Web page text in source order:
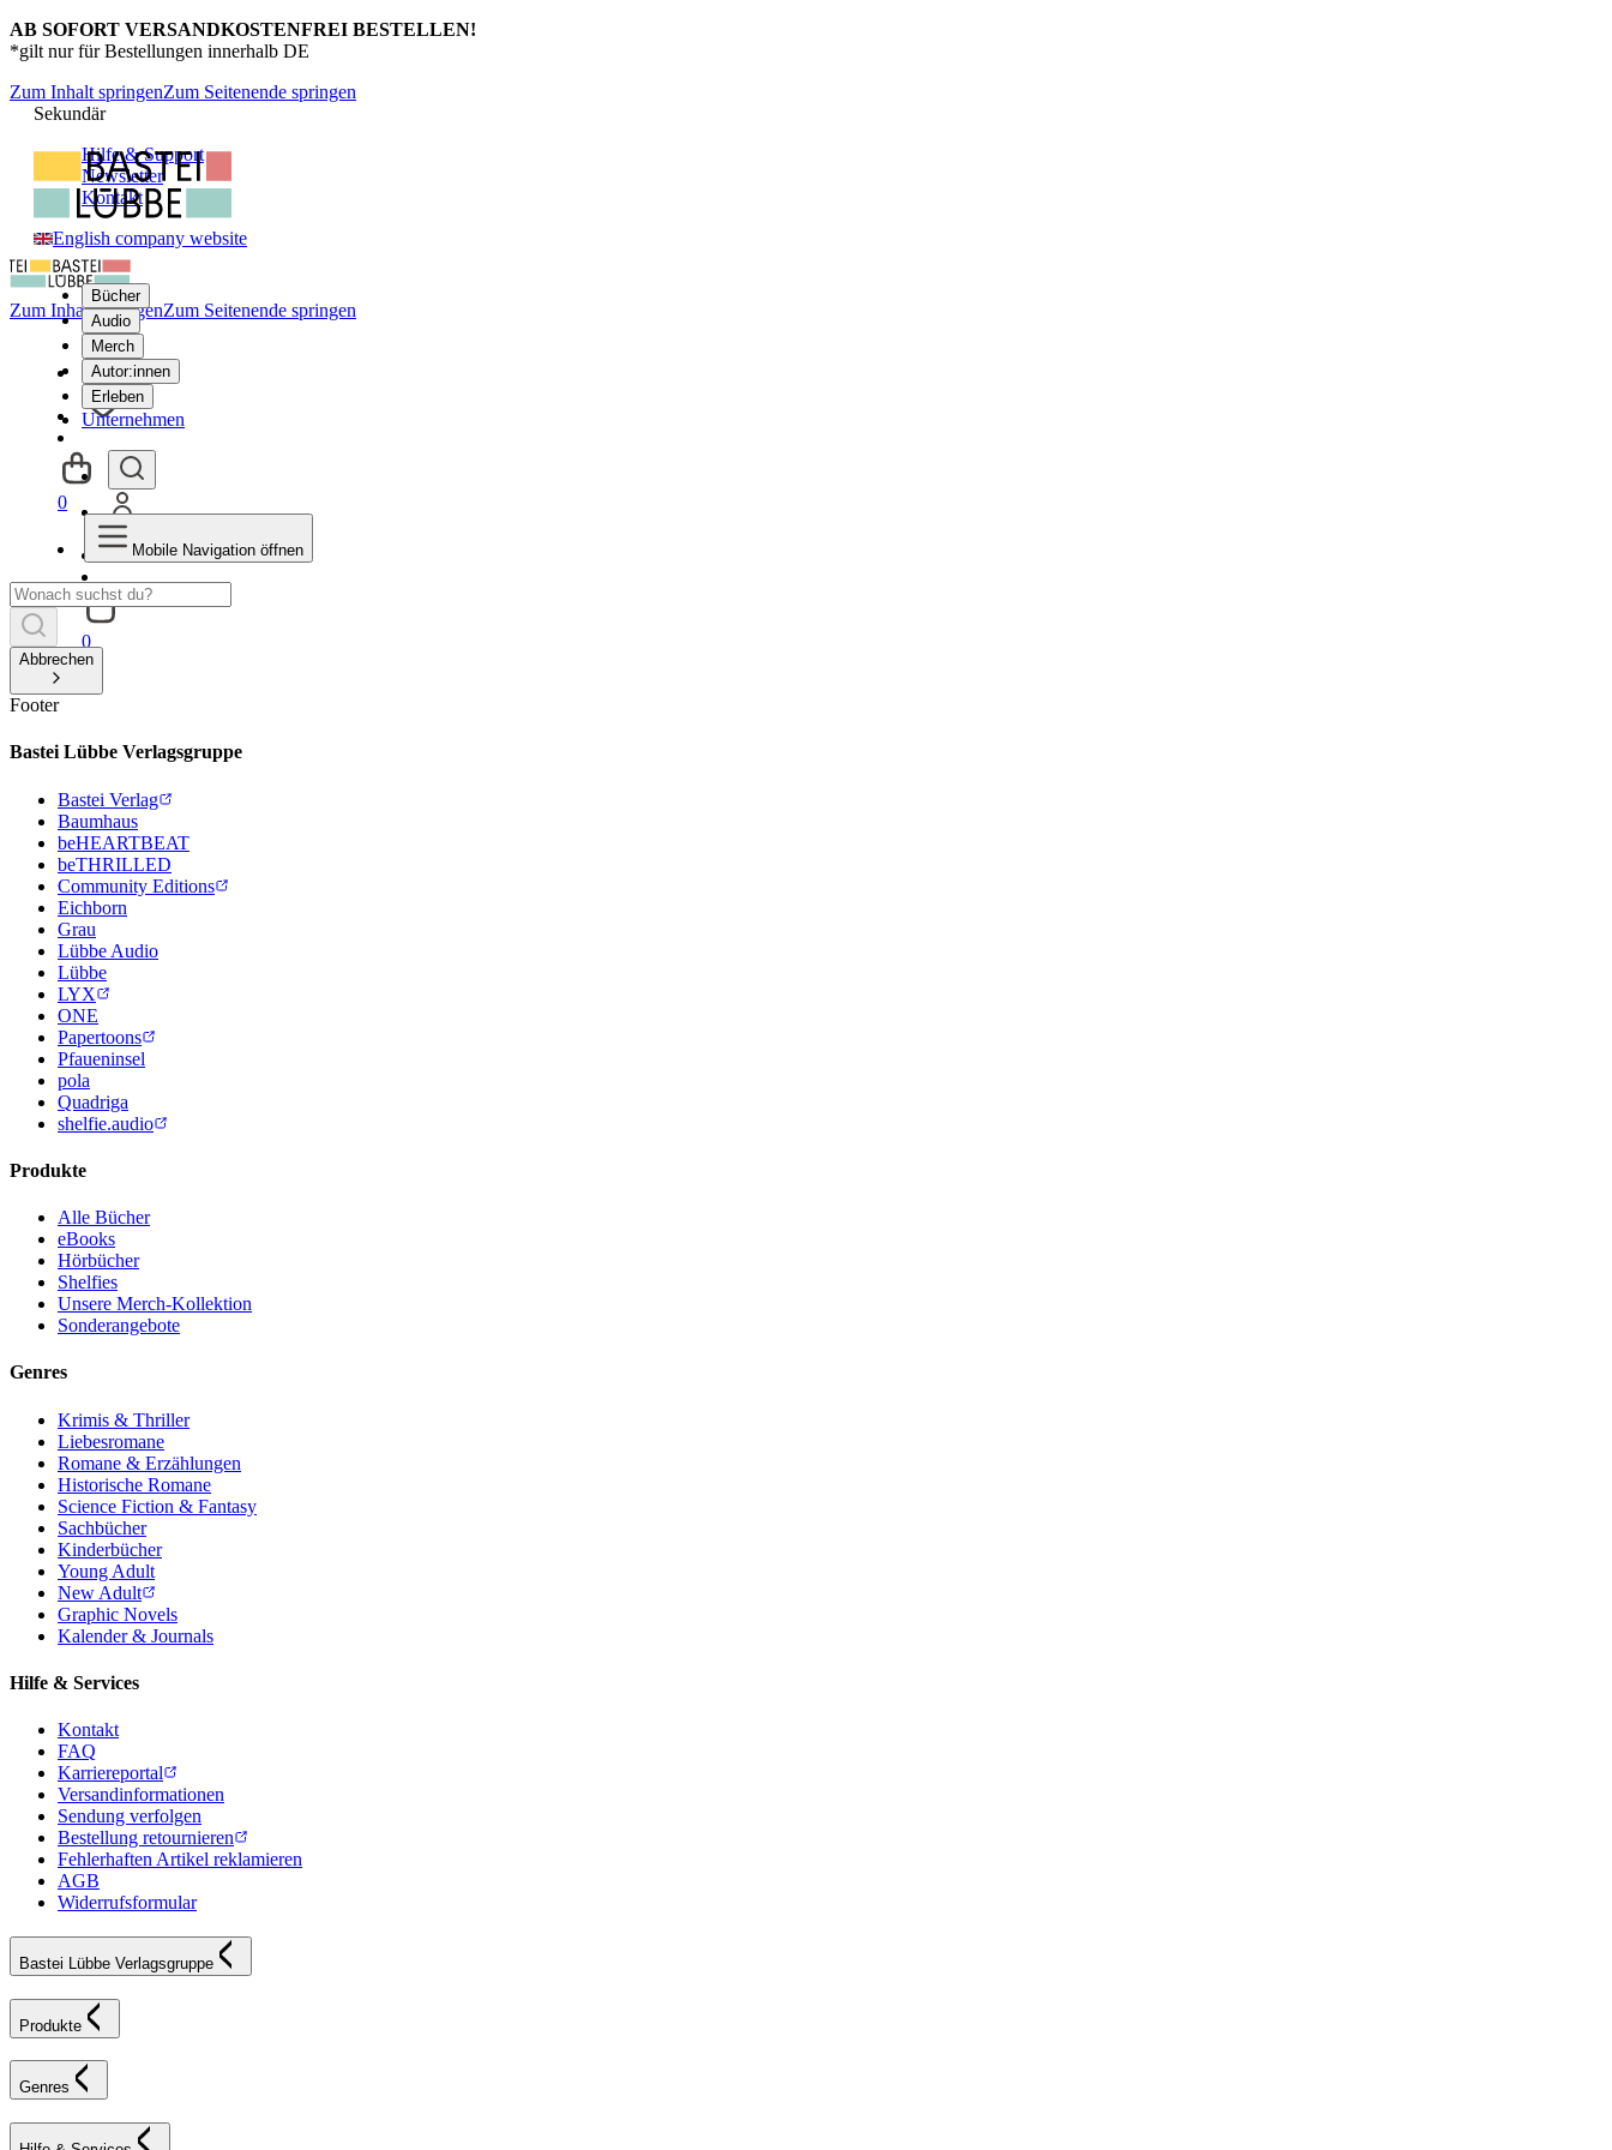
AB SOFORT VERSANDKOSTENFREI BESTELLEN!
*gilt nur für Bestellungen innerhalb DE
Zum Inhalt springenZum Seitenende springen
Sekundär
Hilfe & Support
Newsletter
Kontakt
English company website
Bücher
Audio
Merch
Autor:innen
Erleben
Unternehmen
0
Zum Inhalt springenZum Seitenende springen
0
Mobile Navigation öffnen
Abbrechen
Footer
Bastei Lübbe Verlagsgruppe
Bastei Verlag
Baumhaus
beHEARTBEAT
beTHRILLED
Community Editions
Eichborn
Grau
Lübbe Audio
Lübbe
LYX
ONE
Papertoons
Pfaueninsel
pola
Quadriga
shelfie.audio
Produkte
Alle Bücher
eBooks
Hörbücher
Shelfies
Unsere Merch-Kollektion
Sonderangebote
Genres
Krimis & Thriller
Liebesromane
Romane & Erzählungen
Historische Romane
Science Fiction & Fantasy
Sachbücher
Kinderbücher
Young Adult
New Adult
Graphic Novels
Kalender & Journals
Hilfe & Services
Kontakt
FAQ
Karriereportal
Versandinformationen
Sendung verfolgen
Bestellung retournieren
Fehlerhaften Artikel reklamieren
AGB
Widerrufsformular
Bastei Lübbe Verlagsgruppe
Produkte
Genres